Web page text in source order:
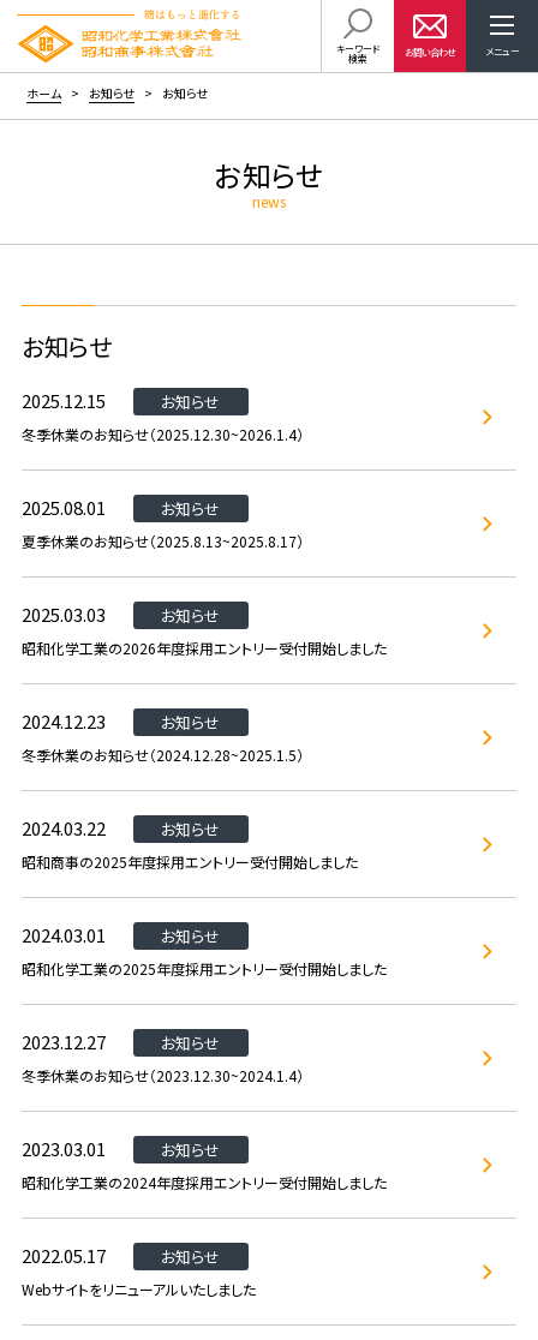
キーワード
検索 お問い合わせ
ホーム お知らせ お知らせ
お知らせ
news
お知らせ
2025.12.15 お知らせ
冬季休業のお知らせ（2025.12.30~2026.1.4）
2025.08.01 お知らせ
夏季休業のお知らせ（2025.8.13~2025.8.17）
2025.03.03 お知らせ
昭和化学工業の2026年度採用エントリー受付開始しました
2024.12.23 お知らせ
冬季休業のお知らせ（2024.12.28~2025.1.5）
2024.03.22 お知らせ
昭和商事の2025年度採用エントリー受付開始しました
2024.03.01 お知らせ
昭和化学工業の2025年度採用エントリー受付開始しました
2023.12.27 お知らせ
冬季休業のお知らせ（2023.12.30~2024.1.4）
2023.03.01 お知らせ
昭和化学工業の2024年度採用エントリー受付開始しました
2022.05.17 お知らせ
Webサイトをリニューアルいたしました